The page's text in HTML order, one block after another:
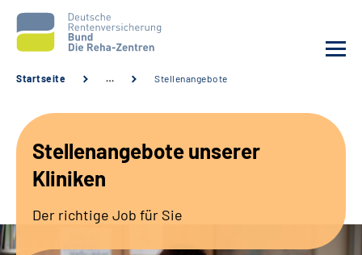
Unsere Kliniken
Startseite … Stellenangebote
Stellenangebote unserer
Kliniken
Der richtige Job für Sie